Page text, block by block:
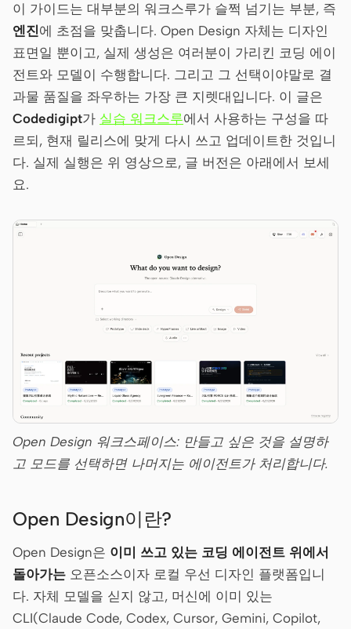
DeepSeek TUI
Trae CLI
Aider
Antigravity
DeepSeek Reasonix
Devin for Terminal
Mistral Vibe CLI
Qoder CLI
활용 사례
슬라이드
영상 디자인 시스템
역할
솔로 빌더 디자이너
이 가이드는 대부분의 워크스루가 슬쩍 넘기는 부분, 즉
엔진에 초점을 맞춥니다. Open Design 자체는 디자인
표면일 뿐이고, 실제 생성은 여러분이 가리킨 코딩 에이
전트와 모델이 수행합니다. 그리고 그 선택이야말로 결
과물 품질을 좌우하는 가장 큰 지렛대입니다. 이 글은
Codedigipt가 실습 워크스루에서 사용하는 구성을 따
르되, 현재 릴리스에 맞게 다시 쓰고 업데이트한 것입니
다. 실제 실행은 위 영상으로, 글 버전은 아래에서 보세
요.
Open Design 워크스페이스: 만들고 싶은 것을 설명하
고 모드를 선택하면 나머지는 에이전트가 처리합니다.
Open Design이란?
Open Design은 이미 쓰고 있는 코딩 에이전트 위에서
돌아가는 오픈소스이자 로컬 우선 디자인 플랫폼입니
다. 자체 모델을 싣지 않고, 머신에 이미 있는
CLI(Claude Code, Codex, Cursor, Gemini, Copilot,